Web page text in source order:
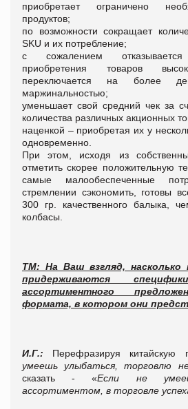
приобретает ограничено
продуктов;
по возможности сокращает
SKU и их потребление;
с сожалением
приобретения товаров
переключается на более
маржинальностью;
уменьшает свой средний чек за
количества различных акционных
наценкой – приобретая их у
одновременно.
При этом, исходя из
отметить скорее положительную
самые малообеспеченные
стремлении сэкономить, готовы
300 гр. качественного балыка,
колбасы.
ТМ: На Ваш взгляд, насколько
придерживаются
ассортиментного
формата, в котором они
И.Г.: Перефразируя китайскую
умеешь улыбаться, торговлю
сказать - «Если не
ассортиментом, в торговле